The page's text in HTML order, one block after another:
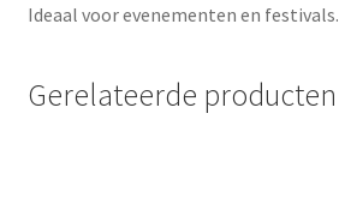
Ideaal voor evenementen en festivals.
Gerelateerde producten